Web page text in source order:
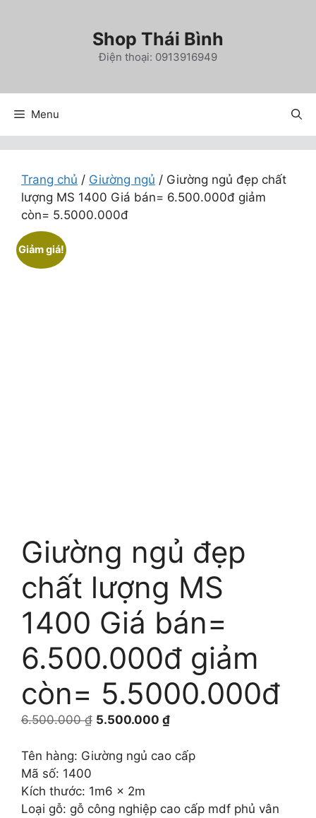
Shop Thái Bình
Điện thoại: 0913916949
Menu
Trang chủ / Giường ngủ / Giường ngủ đẹp chất
lượng MS 1400 Giá bán= 6.500.000đ giảm
còn= 5.5000.000đ
Giảm giá!
Giường ngủ đẹp
chất lượng MS
1400 Giá bán=
6.500.000đ giảm
còn= 5.5000.000đ
6.500.000₫ Giá
là:
5.500.000 ₫Giá
tại
Tên hàng: Giường ngủ cao cấp
Mã số: 1400
Kích thước: 1m6 x 2m
Loại gỗ: gỗ công nghiệp cao cấp mdf phủ vân